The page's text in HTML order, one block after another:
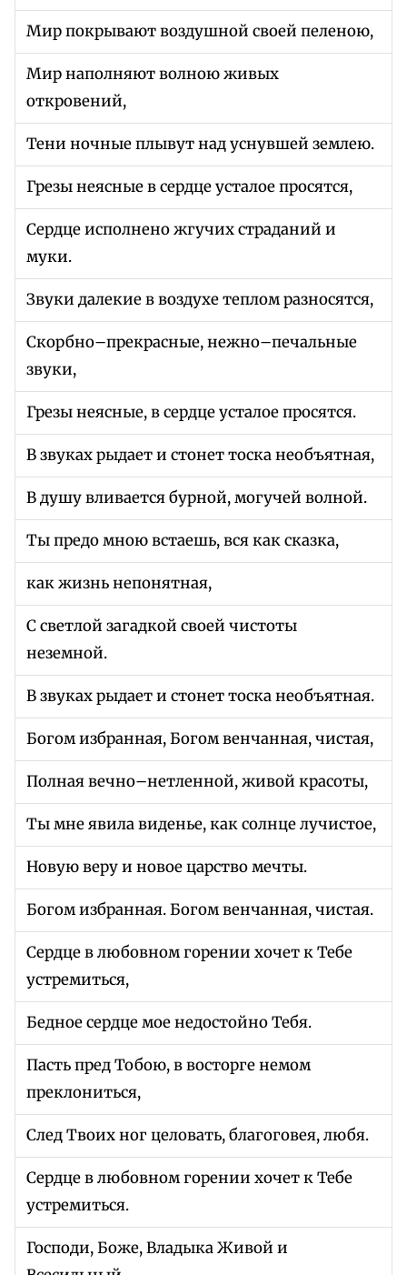
Мир покрывают воздушной своей пеленою,
Мир наполняют волною живых
откровений,
Тени ночные плывут над уснувшей землею.
Грезы неясные в сердце усталое просятся,
Сердце исполнено жгучих страданий и
муки.
Звуки далекие в воздухе теплом разносятся,
Скорбно–прекрасные, нежно–печальные
звуки,
Грезы неясные, в сердце усталое просятся.
В звуках рыдает и стонет тоска необъятная,
В душу вливается бурной, могучей волной.
Ты предо мною встаешь, вся как сказка,
как жизнь непонятная,
С светлой загадкой своей чистоты
неземной.
В звуках рыдает и стонет тоска необъятная.
Богом избранная, Богом венчанная, чистая,
Полная вечно–нетленной, живой красоты,
Ты мне явила виденье, как солнце лучистое,
Новую веру и новое царство мечты.
Богом избранная. Богом венчанная, чистая.
Сердце в любовном горении хочет к Тебе
устремиться,
Бедное сердце мое недостойно Тебя.
Пасть пред Тобою, в восторге немом
преклониться,
След Твоих ног целовать, благоговея, любя.
Сердце в любовном горении хочет к Тебе
устремиться.
Господи, Боже, Владыка Живой и